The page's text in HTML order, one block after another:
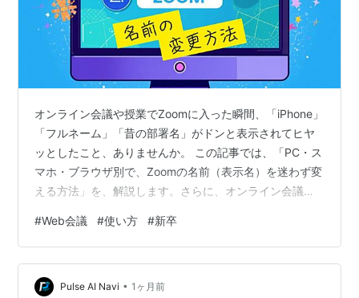
オンライン会議や授業でZoomに入った瞬間、「iPhone」
「フルネーム」「昔の部署名」がドンと表示されてヒヤ
ッとしたこと、ありませんか。 この記事では、「PC・ス
マホ・ブラウザ別で、Zoomの名前（表示名）を迷わず変
える方法」を、解説します。さらに、オンライン会議が
Zoomの名前は「いつ・どこから変えるか」を決めると迷
わない 選び方のポイント（3つの視点） 1. 「表示名」と
「プロフィール名」をざっくり区別する Zoomの名前の
仕組み 表示名（ミーティング中） プロフィール名（アカ
#Web会議 #使い方 #新卒
Pulse AI Navi • 1ヶ月前